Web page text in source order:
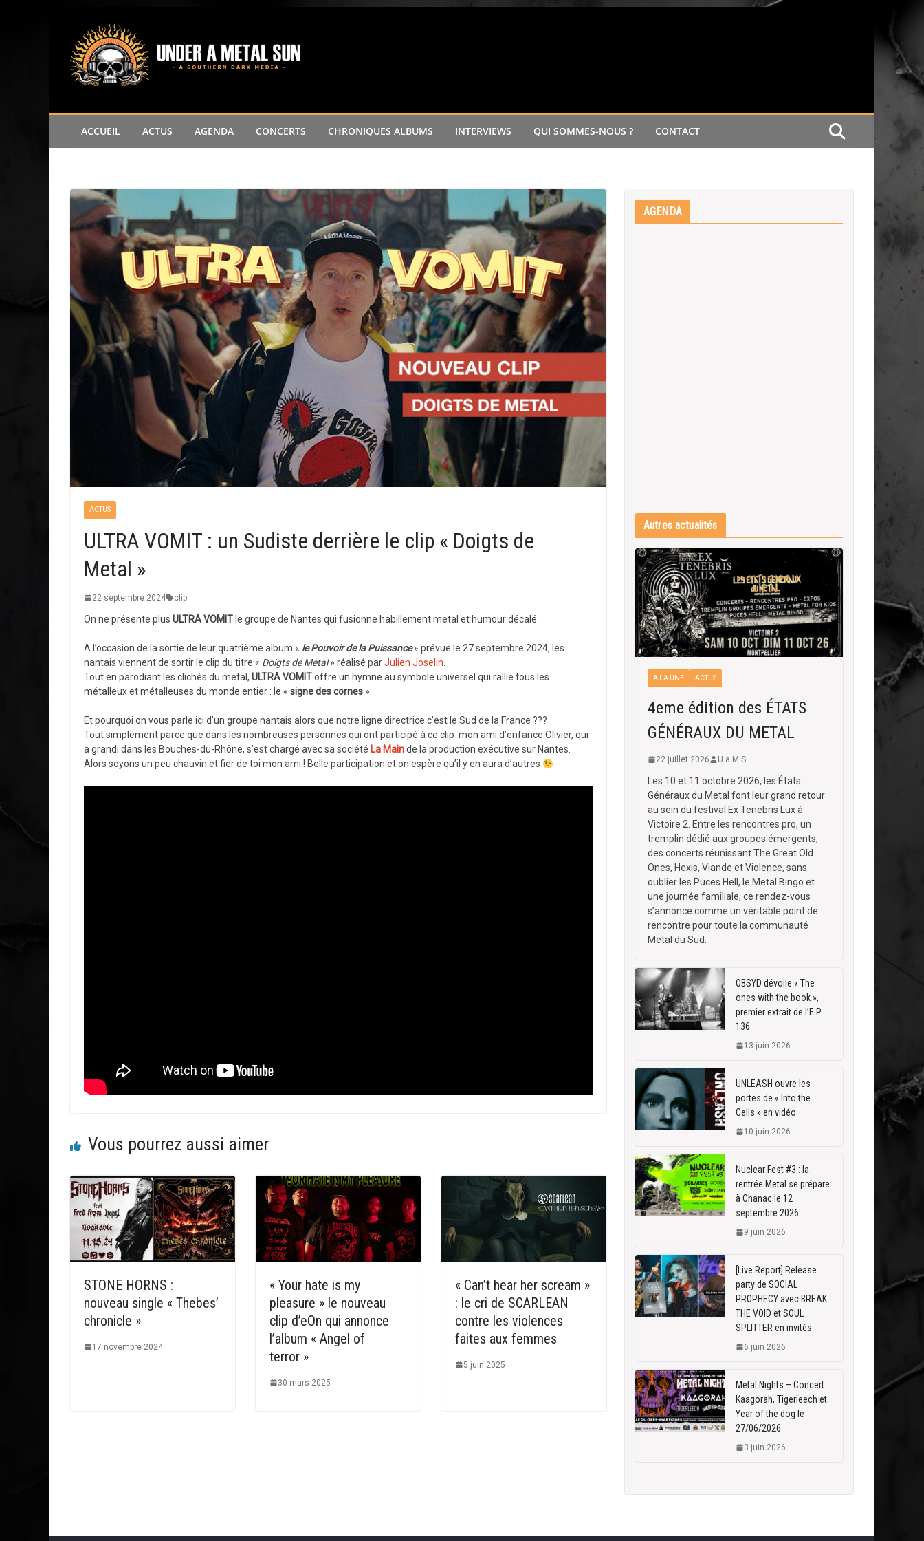
contenu
ACCUEIL ACTUS AGENDA CONCERTS CHRONIQUES ALBUMS INTERVIEWS QUI SOMMES-NOUS ? CONTACT
ACTUS
ULTRA VOMIT : un Sudiste derrière le clip « Doigts de
Metal »
22 septembre 2024 clip
On ne présente plus ULTRA VOMIT le groupe de Nantes qui fusionne habillement metal et humour décalé.
A l’occasion de la sortie de leur quatrième album « le Pouvoir de la Puissance» prévue le 27 septembre 2024, les
nantais viennent de sortir le clip du titre « Doigts de Metal» réalisé parJulien Joselin.
Tout en parodiant les clichés du metal, ULTRA VOMIToffre un hymne au symbole universel qui rallie tous les
métalleux et métalleuses du monde entier : le « signe des cornes ».
Et pourquoi on vous parle ici d’un groupe nantais alors que notre ligne directrice c’est le Sud de la France ???
Tout simplement parce que dans les nombreuses personnes qui ont participé à ce clip mon ami d’enfance Olivier, qui
a grandi dans les Bouches-du-Rhône, s’est chargé avec sa société La Mainde la production exécutive sur Nantes.
Alors soyons un peu chauvin et fier de toi mon ami ! Belle participation et on espère qu’il y en aura d’autres
Vous pourrez aussi aimer
STONE HORNS :
nouveau single « Thebes’
chronicle »
17 novembre 2024
« Your hate is my
pleasure » le nouveau
clip d’eOn qui annonce
l’album « Angel of
terror »
30 mars 2025
« Can’t hear her scream »
: le cri de SCARLEAN
contre les violences
faites aux femmes
5 juin 2025
AGENDA
Autres actualités
A LA UNE ACTUS
4eme édition des ÉTATS
GÉNÉRAUX DU METAL
22 juillet 2026 U.a.M.S
Les 10 et 11 octobre 2026, les États
Généraux du Metal font leur grand retour
au sein du festival Ex Tenebris Lux à
Victoire 2. Entre les rencontres pro, un
tremplin dédié aux groupes émergents,
des concerts réunissant The Great Old
Ones, Hexis, Viande et Violence, sans
oublier les Puces Hell, le Metal Bingo et
une journée familiale, ce rendez-vous
s’annonce comme un véritable point de
rencontre pour toute la communauté
Metal du Sud.
OBSYD dévoile « The
ones with the book »,
premier extrait de l’E.P
136
13 juin 2026
UNLEASH ouvre les
portes de « Into the
Cells » en vidéo
10 juin 2026
Nuclear Fest #3 : la
rentrée Metal se prépare
à Chanac le 12
septembre 2026
9 juin 2026
[Live Report] Release
party de SOCIAL
PROPHECY avec BREAK
THE VOID et SOUL
SPLITTER en invités
6 juin 2026
Metal Nights – Concert
Kaagorah, Tigerleech et
Year of the dog le
27/06/2026
3 juin 2026